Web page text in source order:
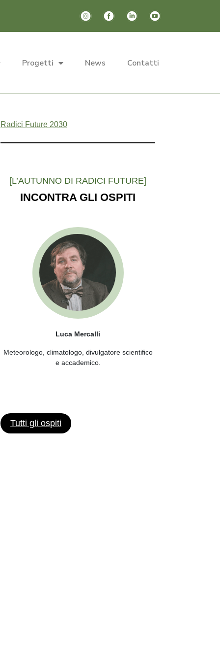
Progetti News Contatti
Radici Future 2030
[L’AUTUNNO DI RADICI FUTURE]
INCONTRA GLI OSPITI
Luca Mercalli
Meteorologo, climatologo, divulgatore scientifico
e accademico.
Tutti gli ospiti